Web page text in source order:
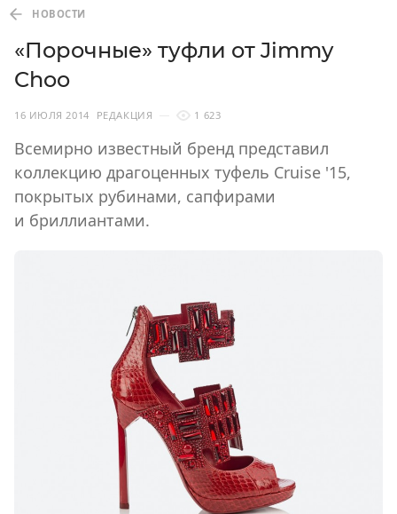
НОВОСТИ
«Порочные» туфли от Jimmy
Choo
16 ИЮЛЯ 2014 РЕДАКЦИЯ 1 623
Всемирно известный бренд представил
коллекцию драгоценных туфель Cruise '15,
покрытых рубинами, сапфирами
и бриллиантами.